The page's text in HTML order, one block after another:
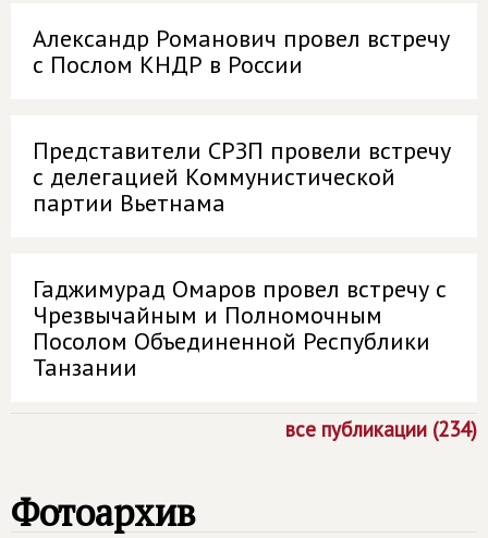
Александр Романович провел встречу
с Послом КНДР в России
Представители СРЗП провели встречу
с делегацией Коммунистической
партии Вьетнама
Гаджимурад Омаров провел встречу с
Чрезвычайным и Полномочным
Посолом Объединенной Республики
Танзании
все публикации (234)
Фотоархив